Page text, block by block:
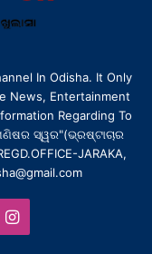
In Odisha. It Only
News, Entertainment
Regarding To
ସ୍ୱର"(ଭ୍ରଷ୍ଟାଚାର
JARAKA,
Instagram